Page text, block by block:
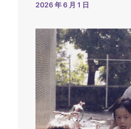
2026 年 6 月 1 日